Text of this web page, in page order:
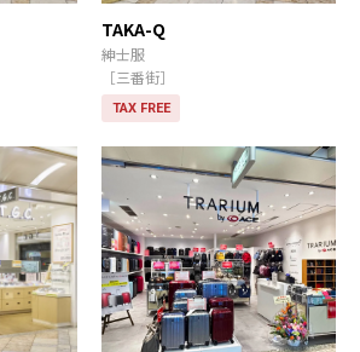
TAKA-Q
紳士服
［三番街］
TAX FREE